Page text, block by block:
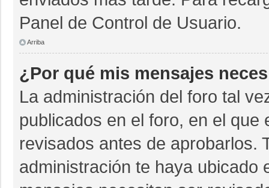
Panel de Control de Usuario.
Arriba
¿Por qué mis mensajes
La administración del foro tal
publicados en el foro, en el
revisados antes de aprobarlos.
administración te haya ubicado